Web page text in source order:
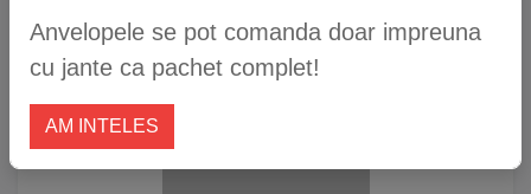
Anvelopele se pot comanda doar impreuna
cu jante ca pachet complet!
AM INTELES